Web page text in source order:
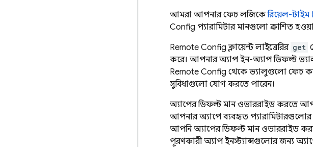
আমরা আপনার ফেচ লজিকেরিয়েল-টাইম
Config প্যারামিটার মানগুলো প্রকাশিত
Remote Config ক্লায়েন্ট লাইব্রেরির get
করে। আপনার অ্যাপ ইন-অ্যাপ ডিফল্ট
Remote Config থেকে ভ্যালুগুলো ফেচ
সুবিধাগুলো যোগ করতে পারেন।
অ্যাপের ডিফল্ট মান ওভাররাইড করতে,
আপনার অ্যাপে ব্যবহৃত প্যারামিটারগুলোর
আপনি অ্যাপের ডিফল্ট মান ওভাররাইড
পূরণকারী অ্যাপ ইনস্ট্যান্সগুলোর জন্য